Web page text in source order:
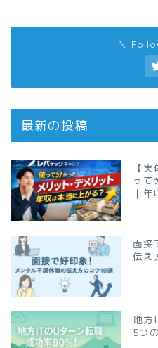
＼
最新の投稿
【
って
｜
面接
伝え
地方
5つ